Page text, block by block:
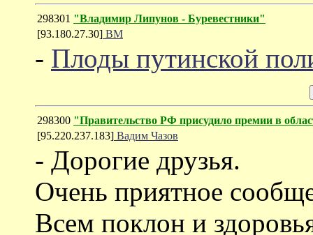
298301 "Владимир Липунов - Буревестники"
[93.180.27.30] ВМ
- Плоды путинской
298300 "Правительство РФ присудило премии в
[95.220.237.183] Вадим Чазов
- Дорогие друзья.
Очень приятное
Всем поклон и